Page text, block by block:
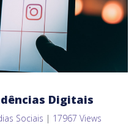
Digitais
Sociais | 17967 Views